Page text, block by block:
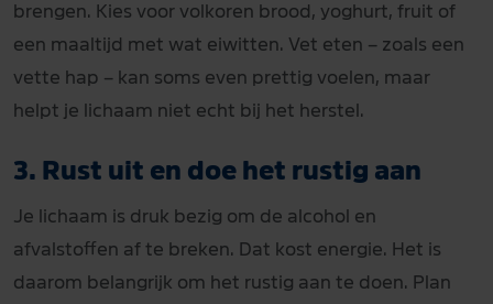
brengen. Kies voor volkoren brood, yoghurt, fruit of
een maaltijd met wat eiwitten. Vet eten – zoals een
vette hap – kan soms even prettig voelen, maar
helpt je lichaam niet echt bij het herstel.
3. Rust uit en doe het rustig aan
Je lichaam is druk bezig om de alcohol en
afvalstoffen af te breken. Dat kost energie. Het is
daarom belangrijk om het rustig aan te doen. Plan